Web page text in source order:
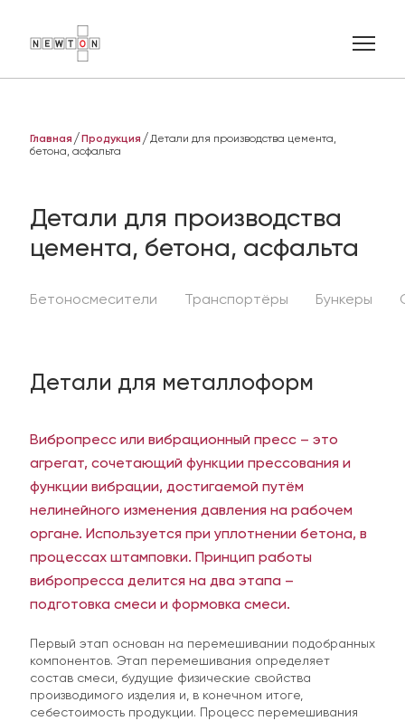
Главная Продукция
Детали для производства цемента,
бетона, асфальта
Детали для производства
цемента, бетона, асфальта
Бетоносмесители Транспортёры Бункеры
Детали для металлоформ
Вибропресс или вибрационный пресс – это
агрегат, сочетающий функции прессования и
функции вибрации, достигаемой путём
нелинейного изменения давления на рабочем
органе. Используется при уплотнении бетона, в
процессах штамповки. Принцип работы
вибропресса делится на два этапа –
подготовка смеси и формовка смеси.
Первый этап основан на перемешивании подобранных
компонентов. Этап перемешивания определяет
состав смеси, будущие физические свойства
производимого изделия и, в конечном итоге,
себестоимость продукции. Процесс перемешивания
E-mail
Вы можете скачать нужный опросный лист,
внести туда информацию и после заполнения
отправить нам — это ускорит процесс
обработки заявки
Формы для скачивания:
Футеровка дробилки или бункера
Молоток дробилки